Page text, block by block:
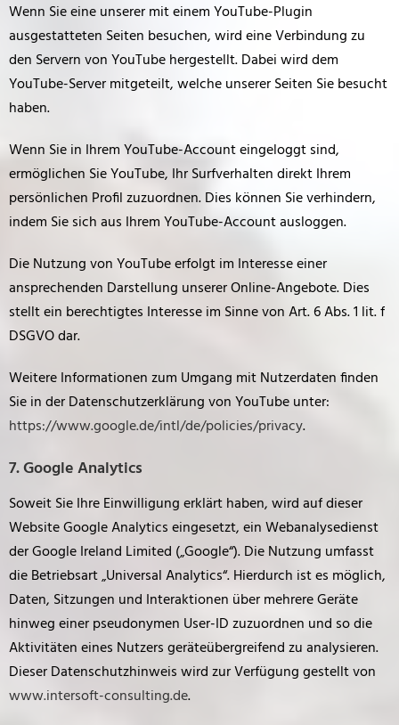
Wenn Sie eine unserer mit einem YouTube-Plugin
ausgestatteten Seiten besuchen, wird eine Verbindung zu
den Servern von YouTube hergestellt. Dabei wird dem
YouTube-Server mitgeteilt, welche unserer Seiten Sie besucht
haben.
Wenn Sie in Ihrem YouTube-Account eingeloggt sind,
ermöglichen Sie YouTube, Ihr Surfverhalten direkt Ihrem
persönlichen Profil zuzuordnen. Dies können Sie verhindern,
indem Sie sich aus Ihrem YouTube-Account ausloggen.
Die Nutzung von YouTube erfolgt im Interesse einer
ansprechenden Darstellung unserer Online-Angebote. Dies
stellt ein berechtigtes Interesse im Sinne von Art. 6 Abs. 1 lit. f
DSGVO dar.
Weitere Informationen zum Umgang mit Nutzerdaten finden
Sie in der Datenschutzerklärung von YouTube unter:
https://www.google.de/intl/de/policies/privacy.
7. Google Analytics
Soweit Sie Ihre Einwilligung erklärt haben, wird auf dieser
Website Google Analytics eingesetzt, ein Webanalysedienst
der Google Ireland Limited („Google“). Die Nutzung umfasst
die Betriebsart „Universal Analytics“. Hierdurch ist es möglich,
Daten, Sitzungen und Interaktionen über mehrere Geräte
hinweg einer pseudonymen User-ID zuzuordnen und so die
Aktivitäten eines Nutzers geräteübergreifend zu analysieren.
Dieser Datenschutzhinweis wird zur Verfügung gestellt von
www.intersoft-consulting.de.